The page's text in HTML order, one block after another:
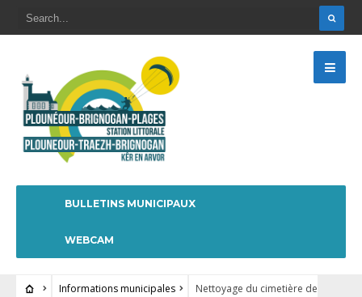
BULLETINS MUNICIPAUX
WEBCAM
Informations municipales
Nettoyage du cimetière de